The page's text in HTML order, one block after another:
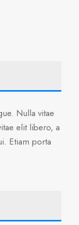
Nulla vitae
elit libero, a
Etiam porta